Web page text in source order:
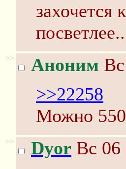
захочется
>> Аноним
>>22258
Можно
>> Dyor Вс 06